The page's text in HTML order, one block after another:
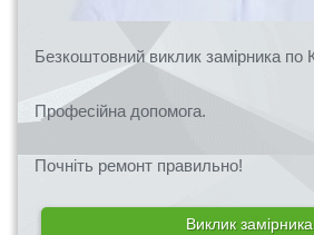
Безкоштовний виклик замірника по
Професійна допомога.
Почніть ремонт правильно!
Виклик замірника